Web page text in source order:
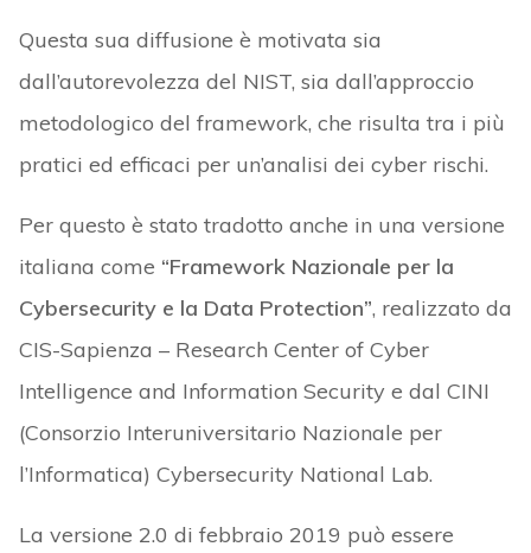
Questa sua diffusione è motivata sia
dall’autorevolezza del NIST, sia dall’approccio
metodologico del framework, che risulta tra i più
pratici ed efficaci per un’analisi dei cyber rischi.
Per questo è stato tradotto anche in una versione
italiana come “Framework Nazionale per la
Cybersecurity e la Data Protection”, realizzato da
CIS-Sapienza – Research Center of Cyber
Intelligence and Information Security e dal CINI
(Consorzio Interuniversitario Nazionale per
l’Informatica) Cybersecurity National Lab.
La versione 2.0 di febbraio 2019 può essere